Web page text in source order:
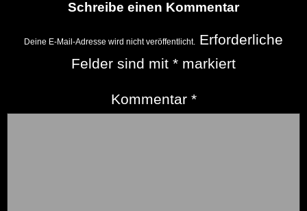
Schreibe einen Kommentar
Deine E-Mail-Adresse wird nicht veröffentlicht. Erforderliche
Felder sind mit * markiert
Kommentar *